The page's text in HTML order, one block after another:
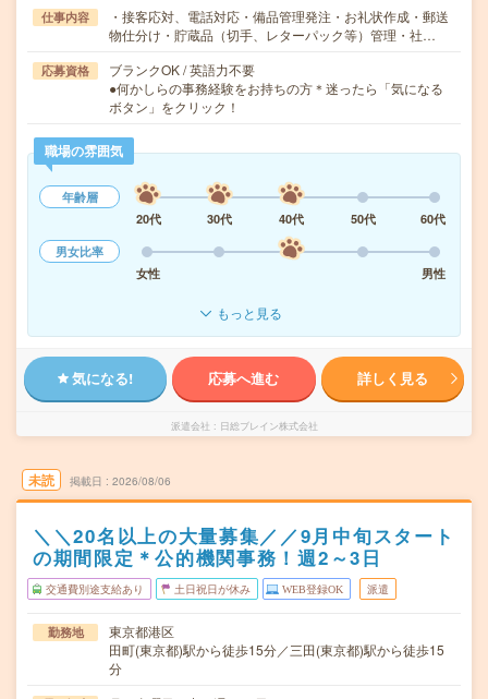
仕事内容
・接客応対、電話対応・備品管理発注・お礼状作成・郵送
物仕分け・貯蔵品（切手、レターパック等）管理・社…
応募資格
ブランクOK / 英語力不要
●何かしらの事務経験をお持ちの方＊迷ったら「気になる
ボタン」をクリック！
職場の雰囲気
年齢層
20代
30代 40代 50代
60代
男女比率
女性
男性
もっと見る
気になる! 応募へ進む 詳しく見る
派遣会社 日総ブレイン株式会社
未読 掲載日 2026/08/06
＼＼20名以上の大量募集／／9月中旬スタート
の期間限定＊公的機関事務！週2～3日
交通費別途支給あり 土日祝日が休み WEB登録OK 派遣
勤務地
東京都港区
田町(東京都)駅から徒歩15分／三田(東京都)駅から徒歩15
分